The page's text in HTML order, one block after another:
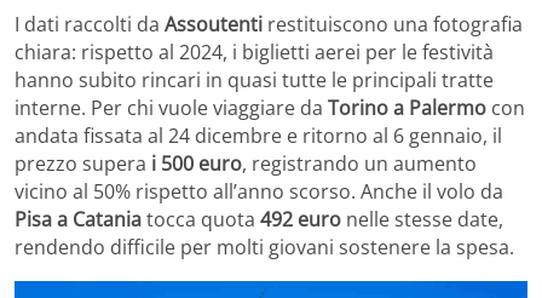
I dati raccolti da Assoutenti restituiscono una fotografia
chiara: rispetto al 2024, i biglietti aerei per le festività
hanno subito rincari in quasi tutte le principali tratte
interne. Per chi vuole viaggiare da Torino a Palermo con
andata fissata al 24 dicembre e ritorno al 6 gennaio, il
prezzo supera i 500 euro, registrando un aumento
vicino al 50% rispetto all’anno scorso. Anche il volo da
Pisa a Cataniatocca quota 492 euro nelle stesse date,
rendendo difficile per molti giovani sostenere la spesa.